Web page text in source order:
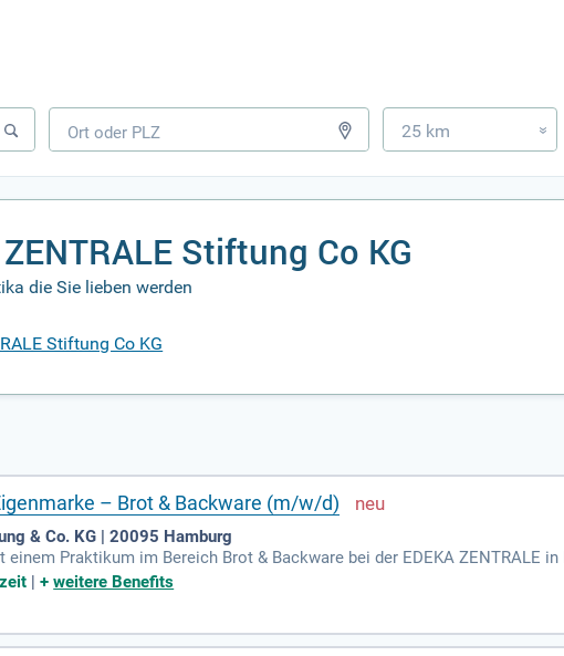
25 km »
Stiftung Co KG
die Sie lieben werden
Stiftung Co KG
– Brot & Backware (m/w/d)
& Co. KG | 20095 Hamburg
einem Praktikum im Bereich Brot & Backware bei der EDEKA ZENTRALE
für 5-6 Monate ein praxisorientiertes Praktikum zu absolvieren. Werde
nationale Sortimentsvorschläge aktiv mit. Du führst umfassende
aus. Dabei analysierst du das Shopper-Verhalten und
mit der Qualitätssicherung zu überprüfen und wertvolle
|+weitere Benefits